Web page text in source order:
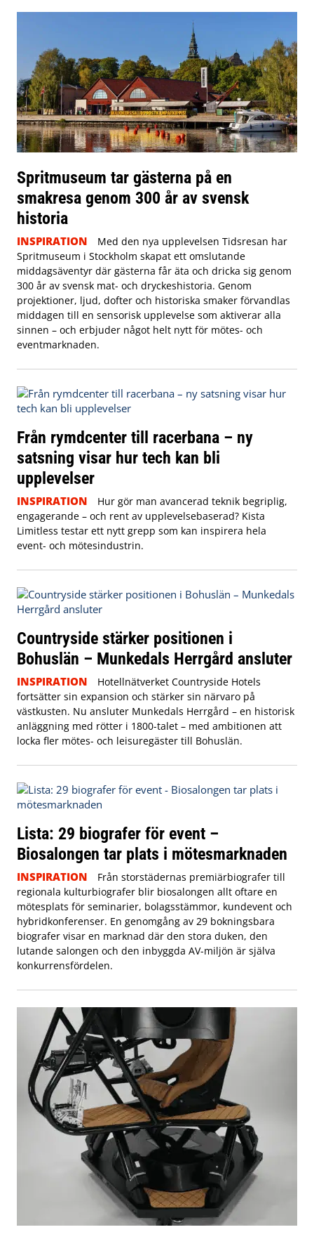
Spritmuseum tar gästerna på en
smakresa genom 300 år av svensk
historia
INSPIRATION
Med den nya upplevelsen Tidsresan har
Spritmuseum i Stockholm skapat ett omslutande
middagsäventyr där gästerna får äta och dricka sig genom
300 år av svensk mat- och dryckeshistoria. Genom
projektioner, ljud, dofter och historiska smaker förvandlas
middagen till en sensorisk upplevelse som aktiverar alla
sinnen – och erbjuder något helt nytt för mötes- och
eventmarknaden.
Från rymdcenter till racerbana – ny
satsning visar hur tech kan bli
upplevelser
INSPIRATION
Hur gör man avancerad teknik begriplig,
engagerande – och rent av upplevelsebaserad? Kista
Limitless testar ett nytt grepp som kan inspirera hela
event- och mötesindustrin.
Countryside stärker positionen i
Bohuslän – Munkedals Herrgård ansluter
INSPIRATION
Hotellnätverket Countryside Hotels
fortsätter sin expansion och stärker sin närvaro på
västkusten. Nu ansluter Munkedals Herrgård – en historisk
anläggning med rötter i 1800-talet – med ambitionen att
locka fler mötes- och leisuregäster till Bohuslän.
Lista: 29 biografer för event –
Biosalongen tar plats i mötesmarknaden
INSPIRATION
Från storstädernas premiärbiografer till
regionala kulturbiografer blir biosalongen allt oftare en
mötesplats för seminarier, bolagsstämmor, kundevent och
hybridkonferenser. En genomgång av 29 bokningsbara
biografer visar en marknad där den stora duken, den
lutande salongen och den inbyggda AV-miljön är själva
konkurrensfördelen.